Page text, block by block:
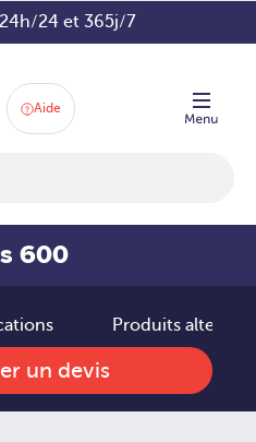
24 et 365j/7
160 66 80 83
Aide
600
Produits
un devis